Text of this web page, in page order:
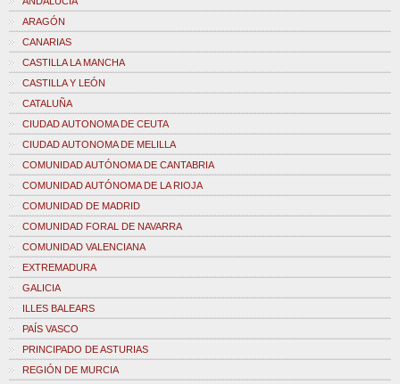
ARAGÓN
CANARIAS
CASTILLA LA MANCHA
CASTILLA Y LEÓN
CATALUÑA
CIUDAD AUTONOMA DE CEUTA
CIUDAD AUTONOMA DE MELILLA
COMUNIDAD AUTÓNOMA DE CANTABRIA
COMUNIDAD AUTÓNOMA DE LA RIOJA
COMUNIDAD DE MADRID
COMUNIDAD FORAL DE NAVARRA
COMUNIDAD VALENCIANA
EXTREMADURA
GALICIA
ILLES BALEARS
PAÍS VASCO
PRINCIPADO DE ASTURIAS
REGIÓN DE MURCIA